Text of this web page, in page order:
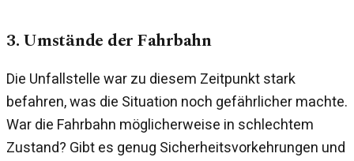
3. Umstände der Fahrbahn
Die Unfallstelle war zu diesem Zeitpunkt stark
befahren, was die Situation noch gefährlicher machte.
War die Fahrbahn möglicherweise in schlechtem
Zustand? Gibt es genug Sicherheitsvorkehrungen und